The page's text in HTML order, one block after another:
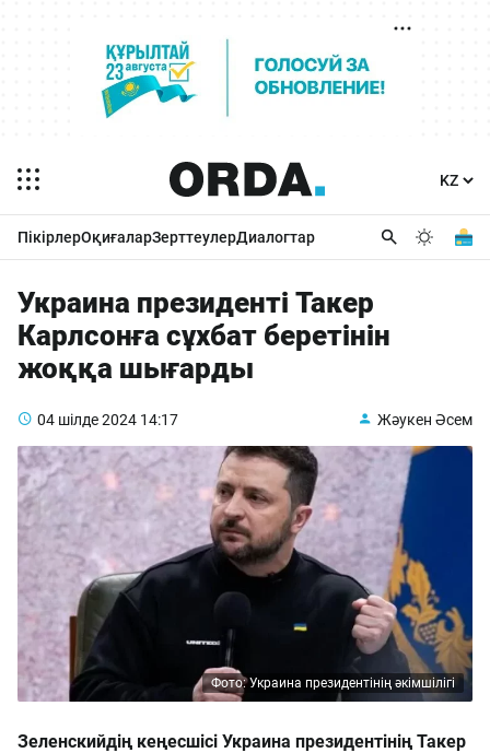
ПікірлерОқиғаларЗерттеулерДиалогтар
Украина президенті Такер
Карлсонға сұхбат беретінін
жоққа шығарды
04 шілде 2024 14:17 Жәукен Әсем
Фото: Украина президентінің әкімшілігі
Зеленскийдің кеңесшісі Украина президентінің Такер